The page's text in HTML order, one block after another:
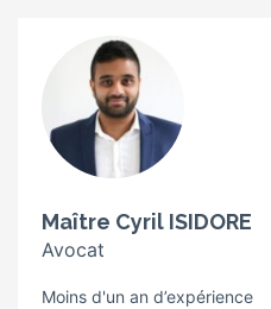
Maître Cyril ISIDORE
Avocat
Moins d'un an d’expérience